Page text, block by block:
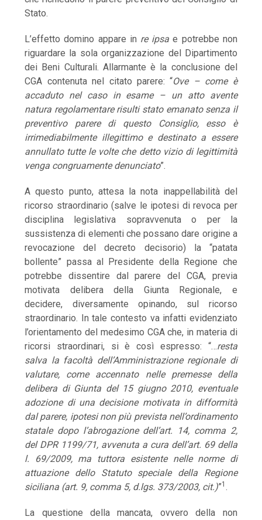
Stato.
L’effetto domino appare in re ipsa e potrebbe non
riguardare la sola organizzazione del Dipartimento
dei Beni Culturali. Allarmante è la conclusione del
CGA contenuta nel citato parere: “Ove – come è
accaduto nel caso in esame – un atto avente
natura regolamentare risulti stato emanato senza il
preventivo parere di questo Consiglio, esso è
irrimediabilmente illegittimo e destinato a essere
annullato tutte le volte che detto vizio di legittimità
venga congruamente denunciato”.
A questo punto, attesa la nota inappellabilità del
ricorso straordinario (salve le ipotesi di revoca per
disciplina legislativa sopravvenuta o per la
sussistenza di elementi che possano dare origine a
revocazione del decreto decisorio) la “patata
bollente” passa al Presidente della Regione che
potrebbe dissentire dal parere del CGA, previa
motivata delibera della Giunta Regionale, e
decidere, diversamente opinando, sul ricorso
straordinario. In tale contesto va infatti evidenziato
l’orientamento del medesimo CGA che, in materia di
ricorsi straordinari, si è così espresso: “…resta
salva la facoltà dell’Amministrazione regionale di
valutare, come accennato nelle premesse della
delibera di Giunta del 15 giugno 2010, eventuale
adozione di una decisione motivata in difformità
dal parere, ipotesi non più prevista nell’ordinamento
statale dopo l’abrogazione dell’art. 14, comma 2,
del DPR 1199/71, avvenuta a cura dell’art. 69 della
l. 69/2009, ma tuttora esistente nelle norme di
attuazione dello Statuto speciale della Regione
siciliana (art. 9, comma 5, d.lgs. 373/2003, cit.)”1 .
La questione della mancata, ovvero della non